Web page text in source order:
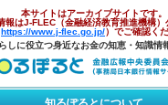
本サイトはアーカイブサイトです。
報はJ-FLEC（金融経済教育推進機構）
https://www.j-flec.go.jp/）でご確認くだ
しに役立つ身近なお金の知恵・知識情